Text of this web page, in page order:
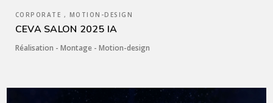
CORPORATE , MOTION-DESIGN
CEVA SALON 2025 IA
Réalisation - Montage - Motion-design